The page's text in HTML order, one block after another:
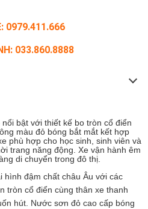
0979.411.666
033.860.8888
bật với thiết kế bo tròn cổ điển
màu đỏ bóng bắt mắt kết hợp
phù hợp cho học sinh, sinh viên và
trang năng động. Xe vận hành êm
di chuyển trong đô thị.
hình đậm chất châu Âu với các
tròn cổ điển cùng thân xe thanh
hút. Nước sơn đỏ cao cấp bóng